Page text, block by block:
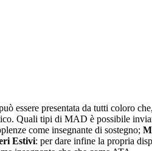
essere presentata da tutti coloro
Quali tipi di MAD è possibile
come insegnante di sostegno;
Estivi: per dare infine la propria